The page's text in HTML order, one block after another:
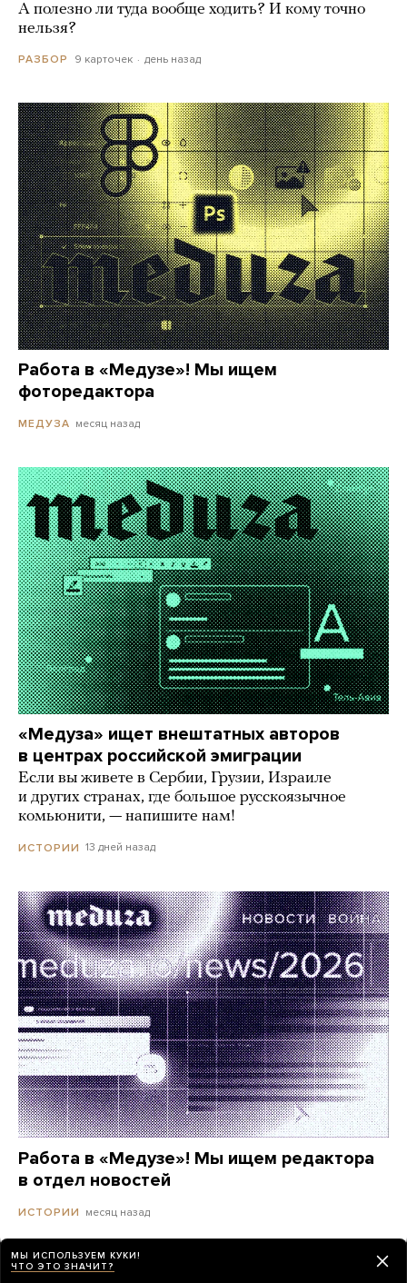
А полезно ли туда вообще ходить? И кому точно
нельзя?
РАЗБОР 9 карточек день назад
Работа в «Медузе»! Мы ищем
фоторедактора
МЕДУЗА месяц назад
«Медуза» ищет внештатных авторов
в центрах российской эмиграции
Если вы живете в Сербии, Грузии, Израиле
и других странах, где большое русскоязычное
комьюнити, — напишите нам!
ИСТОРИИ 13 дней назад
Работа в «Медузе»! Мы ищем редактора
в отдел новостей
ИСТОРИИ месяц назад
МЫ ИСПОЛЬЗУЕМ КУКИ!
ЧТО ЭТО ЗНАЧИТ?